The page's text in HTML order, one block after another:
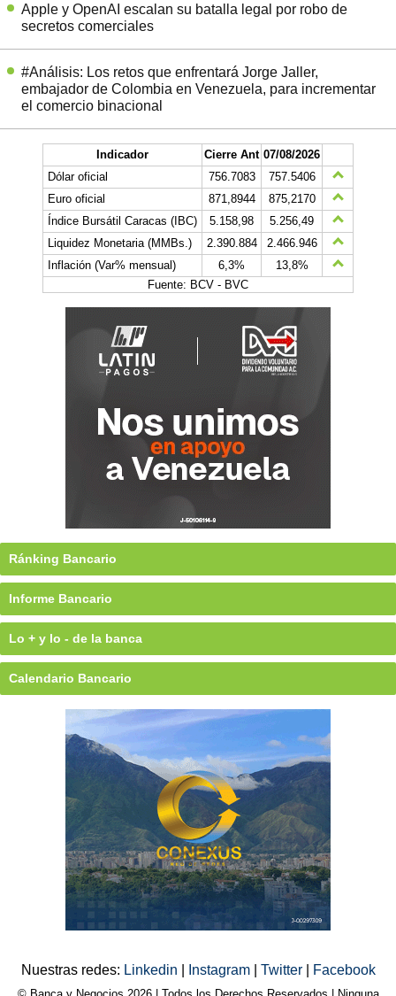
Apple y OpenAI escalan su batalla legal por robo de
secretos comerciales
#Análisis: Los retos que enfrentará Jorge Jaller,
embajador de Colombia en Venezuela, para incrementar
el comercio binacional
Indicador Cierre Ant 07/08/2026
Dólar oficial
756.7083
757.5406
Euro oficial
871,8944
875,2170
Índice Bursátil Caracas (IBC)
5.158,98
5.256,49
Liquidez Monetaria (MMBs.)
2.390.884
2.466.946
Inflación (Var% mensual)
6,3%
13,8%
Fuente: BCV - BVC
Ránking Bancario
Informe Bancario
Lo + y lo - de la banca
Calendario Bancario
Nuestras redes: Linkedin Instagram Twitter Facebook